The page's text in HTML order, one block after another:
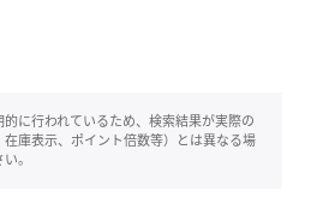
に行われているため、検索結果が実際の
庫表示、ポイント倍数等）とは異なる場
。